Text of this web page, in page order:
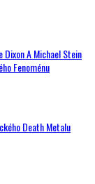
Dixon A Michael Stein
Fenoménu
Death Metalu